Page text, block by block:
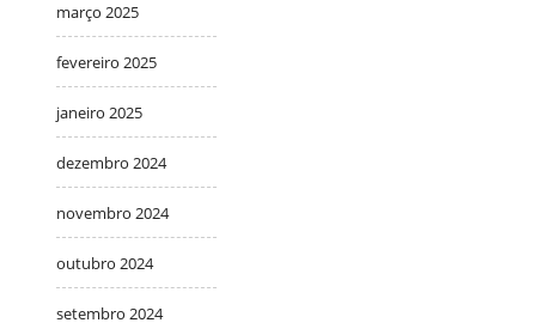
março 2025
fevereiro 2025
janeiro 2025
dezembro 2024
novembro 2024
outubro 2024
setembro 2024